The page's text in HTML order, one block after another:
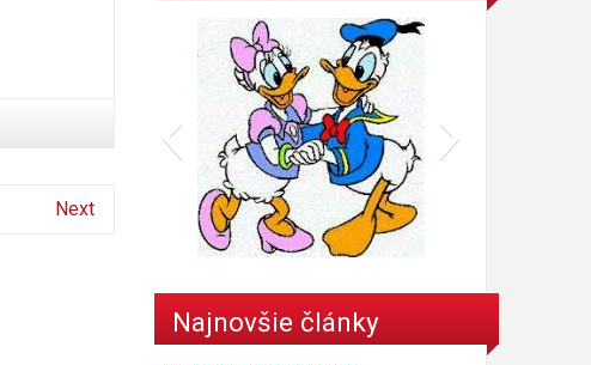
Next
Najnovšie články